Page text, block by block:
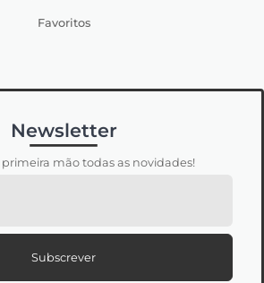
Favoritos
Newsletter
mão todas as novidades!
Subscrever